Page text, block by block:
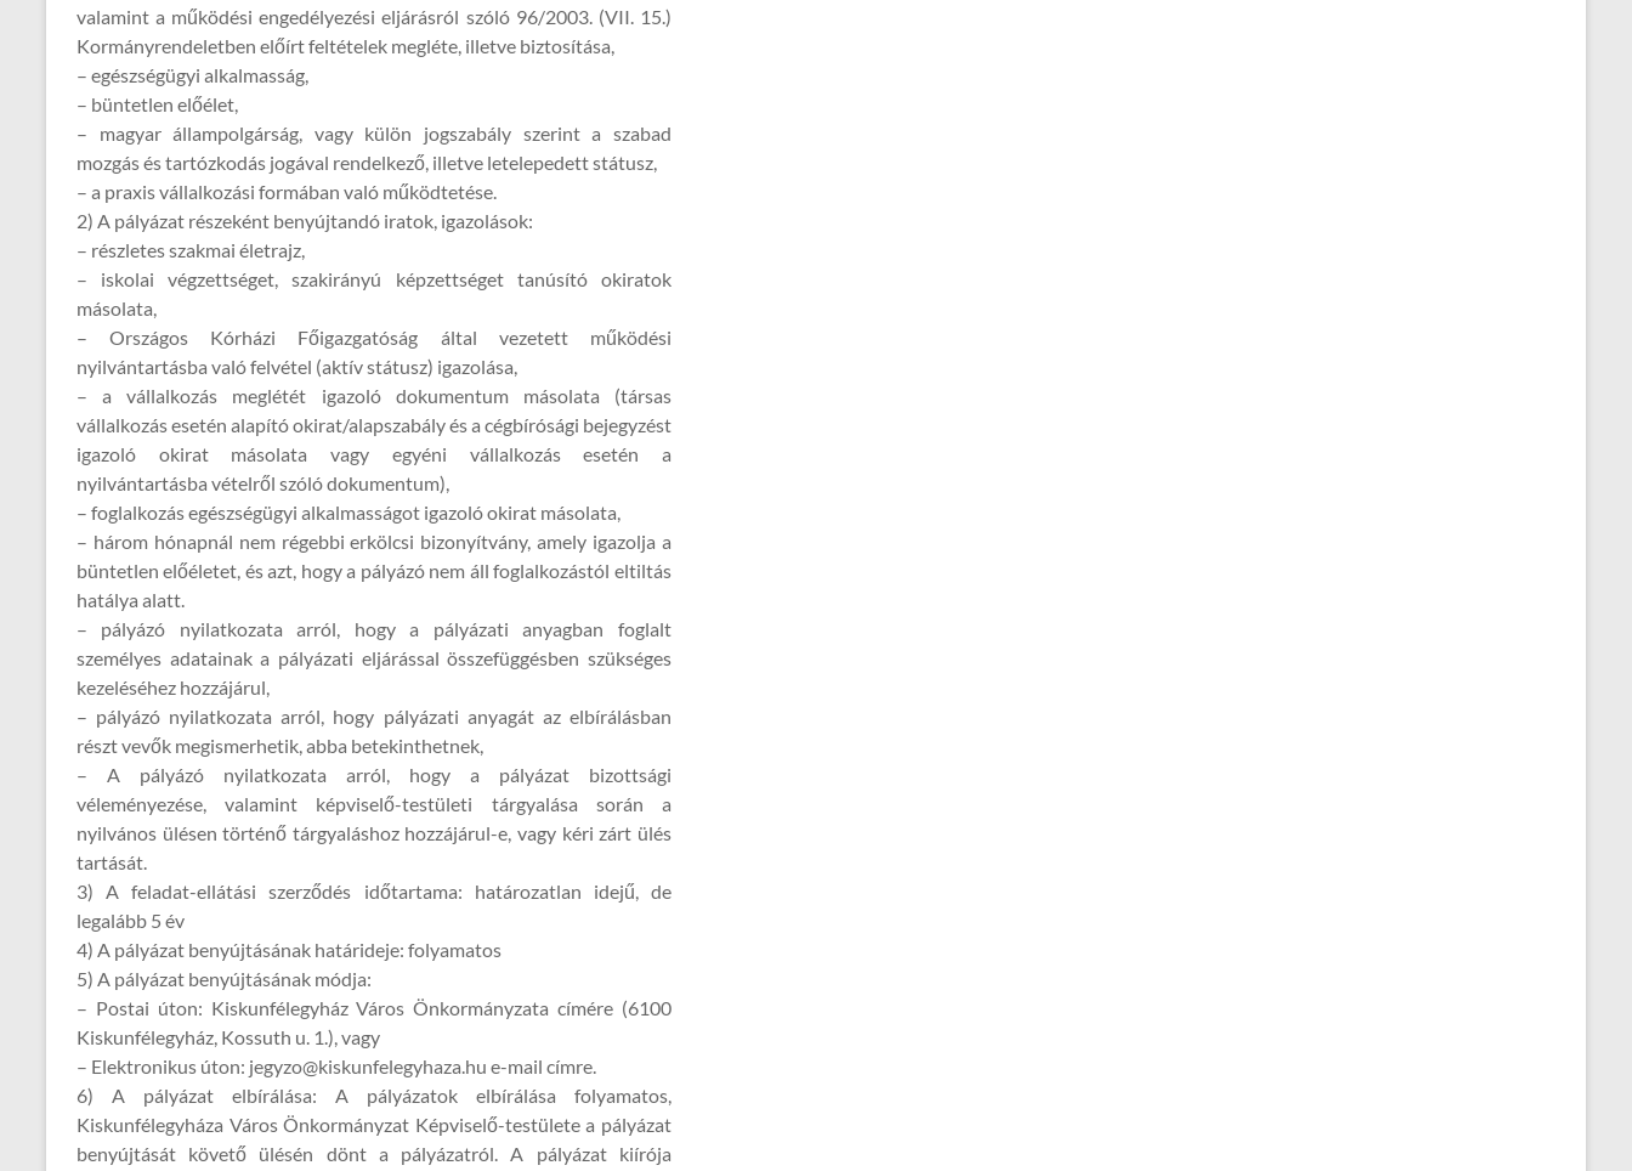
valamint a működési engedélyezési eljárásról szóló 96/2003. (VII. 15.)
Kormányrendeletben előírt feltételek megléte, illetve biztosítása,
– egészségügyi alkalmasság,
– büntetlen előélet,
– magyar állampolgárság, vagy külön jogszabály szerint a szabad
mozgás és tartózkodás jogával rendelkező, illetve letelepedett státusz,
– a praxis vállalkozási formában való működtetése.
2) A pályázat részeként benyújtandó iratok, igazolások:
– részletes szakmai életrajz,
– iskolai végzettséget, szakirányú képzettséget tanúsító okiratok
másolata,
– Országos Kórházi Főigazgatóság által vezetett működési
nyilvántartásba való felvétel (aktív státusz) igazolása,
– a vállalkozás meglétét igazoló dokumentum másolata (társas
vállalkozás esetén alapító okirat/alapszabály és a cégbírósági bejegyzést
igazoló okirat másolata vagy egyéni vállalkozás esetén a
nyilvántartásba vételről szóló dokumentum),
– foglalkozás egészségügyi alkalmasságot igazoló okirat másolata,
– három hónapnál nem régebbi erkölcsi bizonyítvány, amely igazolja a
büntetlen előéletet, és azt, hogy a pályázó nem áll foglalkozástól eltiltás
hatálya alatt.
– pályázó nyilatkozata arról, hogy a pályázati anyagban foglalt
személyes adatainak a pályázati eljárással összefüggésben szükséges
kezeléséhez hozzájárul,
– pályázó nyilatkozata arról, hogy pályázati anyagát az elbírálásban
részt vevők megismerhetik, abba betekinthetnek,
– A pályázó nyilatkozata arról, hogy a pályázat bizottsági
véleményezése, valamint képviselő-testületi tárgyalása során a
nyilvános ülésen történő tárgyaláshoz hozzájárul-e, vagy kéri zárt ülés
tartását.
3) A feladat-ellátási szerződés időtartama: határozatlan idejű, de
legalább 5 év
4) A pályázat benyújtásának határideje: folyamatos
5) A pályázat benyújtásának módja:
– Postai úton: Kiskunfélegyház Város Önkormányzata címére (6100
Kiskunfélegyház, Kossuth u. 1.), vagy
– Elektronikus úton: jegyzo@kiskunfelegyhaza.hu e-mail címre.
6) A pályázat elbírálása: A pályázatok elbírálása folyamatos,
Kiskunfélegyháza Város Önkormányzat Képviselő-testülete a pályázat
benyújtását követő ülésén dönt a pályázatról. A pályázat kiírója